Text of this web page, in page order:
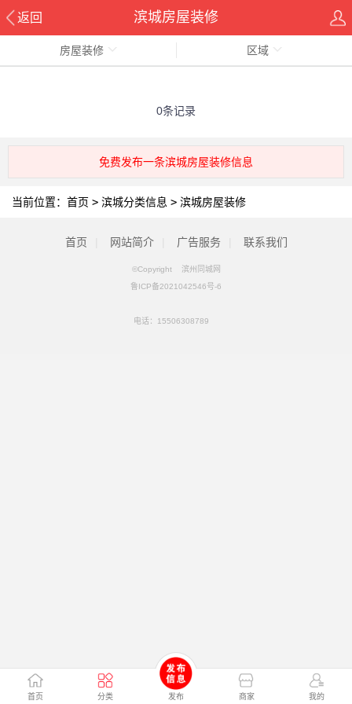
返回 滨城房屋装修
首页 分类 发布 商家 我的
房屋装修 区域
0条记录
免费发布一条滨城房屋装修信息
当前位置： 首页 > 滨城分类信息 > 滨城房屋装修
首页 网站简介 广告服务 联系我们
©Copyright 滨州同城网
鲁ICP备2021042546号-6
电话： 15506308789